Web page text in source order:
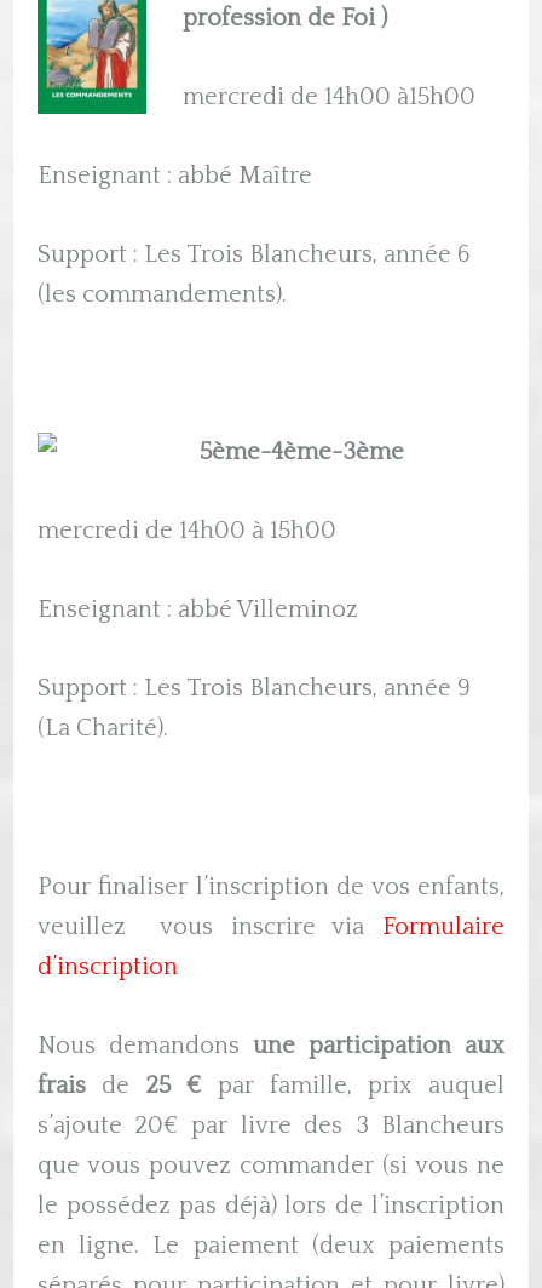
profession de Foi )
mercredi de 14h00 à15h00
Enseignant : abbé Maître
Support : Les Trois Blancheurs, année 6
(les commandements).
5ème-4ème-3ème
mercredi de 14h00 à 15h00
Enseignant : abbé Villeminoz
Support : Les Trois Blancheurs, année 9
(La Charité).
Pour finaliser l’inscription de vos enfants,
veuillez vous inscrire via Formulaire
d’inscription
Nous demandons une participation aux
fraisde 25 € par famille, prix auquel
s’ajoute 20€ par livre des 3 Blancheurs
que vous pouvez commander (si vous ne
le possédez pas déjà) lors de l’inscription
en ligne. Le paiement (deux paiements